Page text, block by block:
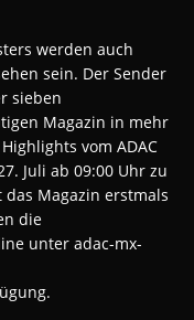
werden auch
sein. Der Sender
sieben
Magazin in mehr
vom ADAC
Juli ab 09:00 Uhr zu
Magazin erstmals
die
unter adac-mx-